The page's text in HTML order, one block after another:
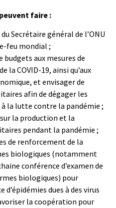
faire :
Secrétaire général de l’ONU
feu mondial ;
budgets aux mesures de
la COVID-19, ainsi qu’aux
et envisager de
afin de dégager les
à la lutte contre la pandémie ;
la production et la
pendant la pandémie ;
de renforcement de la
biologiques (notamment
conférence d’examen de
biologiques) pour
d’épidémies dues à des virus
la coopération pour